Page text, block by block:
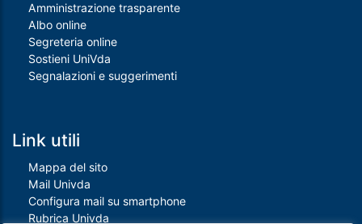
Amministrazione trasparente
Albo online
Segreteria online
Sostieni UniVda
Segnalazioni e suggerimenti
Link utili
Mappa del sito
Mail Univda
Configura mail su smartphone
Rubrica Univda